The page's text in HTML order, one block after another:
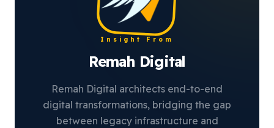
Insight From
Remah Digital
Remah Digital architects end-to-end
digital transformations, bridging the gap
between legacy infrastructure and